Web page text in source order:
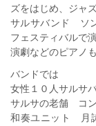
ズをはじめ、ジャ
サルサバンド ソ
フェスティバルで演
演劇などのピアノ
バンドでは
女性１０人サルサ
サルサの老舗 コ
和奏ユニット 月